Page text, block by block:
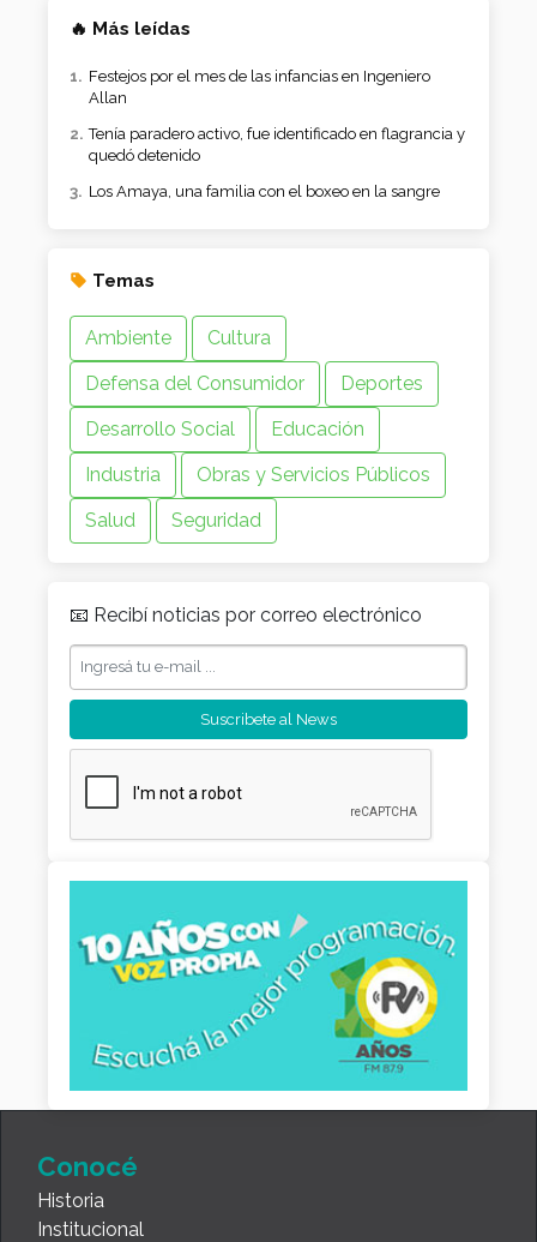
🔥 Más leídas
Festejos por el mes de las infancias en Ingeniero
Allan
Tenía paradero activo, fue identificado en flagrancia y
quedó detenido
Los Amaya, una familia con el boxeo en la sangre
Temas
Ambiente
Cultura
Defensa del Consumidor
Deportes
Desarrollo Social
Educación
Industria
Obras y Servicios Públicos
Salud
Seguridad
📧 Recibí noticias por correo electrónico
Conocé
Historia
Institucional